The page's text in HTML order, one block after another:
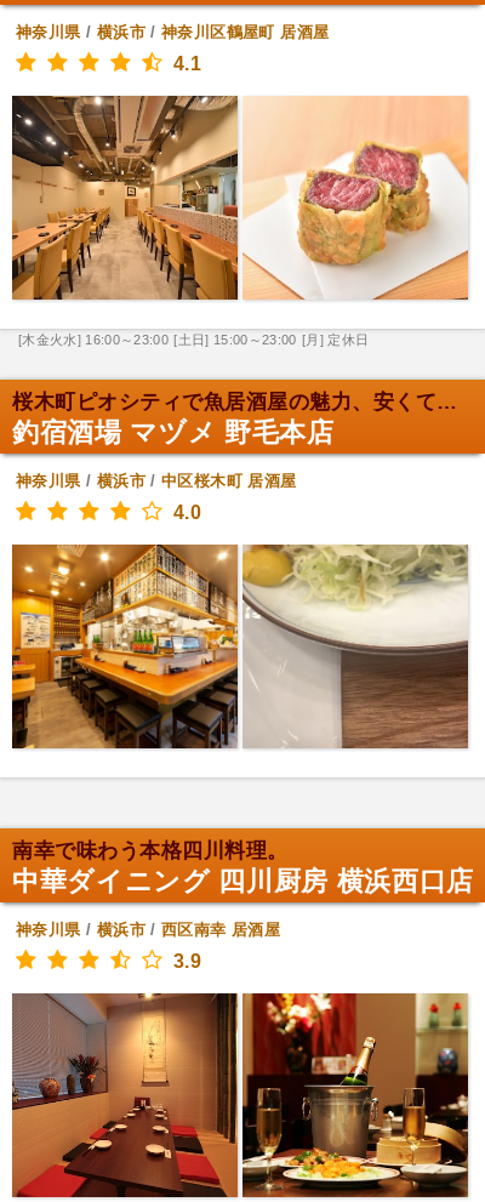
神奈川県/ 横浜市/神奈川区鶴屋町 居酒屋
4.1
[木金火水] 16:00～23:00 [土日] 15:00～23:00 [月] 定休日
桜木町ピオシティで魚居酒屋の魅力、安くて楽しい呑み...
釣宿酒場 マヅメ 野毛本店
神奈川県/ 横浜市/中区桜木町 居酒屋
4.0
南幸で味わう本格四川料理。
中華ダイニング 四川厨房 横浜西口店
神奈川県/ 横浜市/西区南幸 居酒屋
3.9